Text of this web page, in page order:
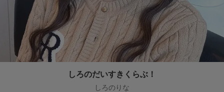
しろのだいすきくらぶ！
しろのりな